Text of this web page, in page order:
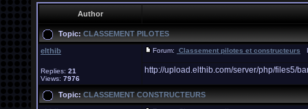
Author
Topic: CLASSEMENT PILOTES
elthib
Replies: 21
Views: 7976
Forum: Classement pilotes et constructeurs
http://upload.elthib.com/server/php/files5/
Topic: CLASSEMENT CONSTRUCTEURS